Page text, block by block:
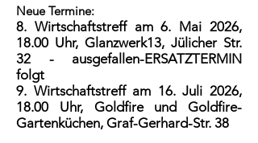
Neue Termine:
8. Wirtschaftstreff am 6. Mai 2026,
18.00 Uhr, Glanzwerk13, Jülicher Str.
32 - ausgefallen-ERSATZTERMIN
folgt
9. Wirtschaftstreff am 16. Juli 2026,
18.00 Uhr, Goldfire und Goldfire-
Gartenküchen, Graf-Gerhard-Str. 38